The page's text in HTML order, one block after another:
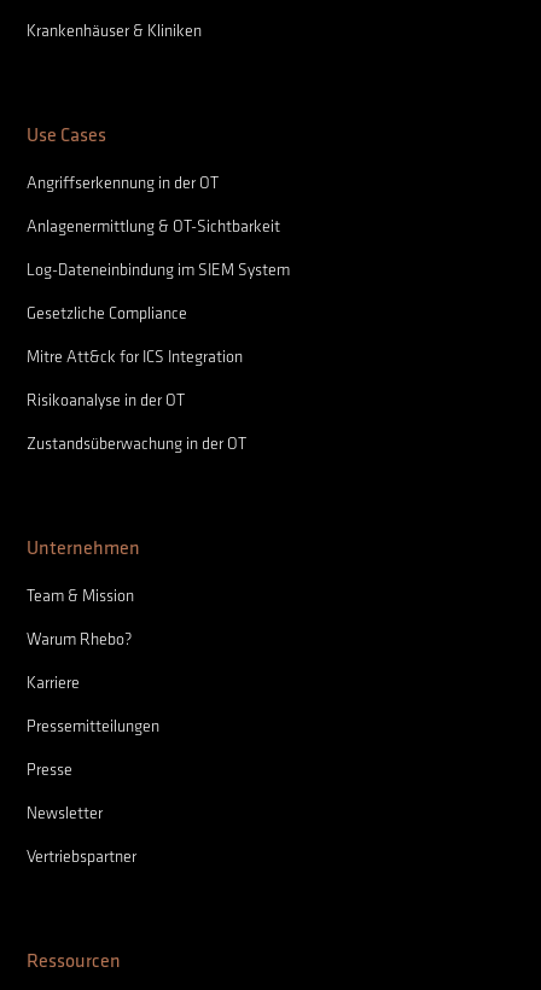
Krankenhäuser & Kliniken
Use Cases
Angriffserkennung in der OT
Anlagenermittlung & OT-Sichtbarkeit
Log-Dateneinbindung im SIEM System
Gesetzliche Compliance
Mitre Att&ck for ICS Integration
Risikoanalyse in der OT
Zustandsüberwachung in der OT
Unternehmen
Team & Mission
Warum Rhebo?
Karriere
Pressemitteilungen
Presse
Newsletter
Vertriebspartner
Ressourcen